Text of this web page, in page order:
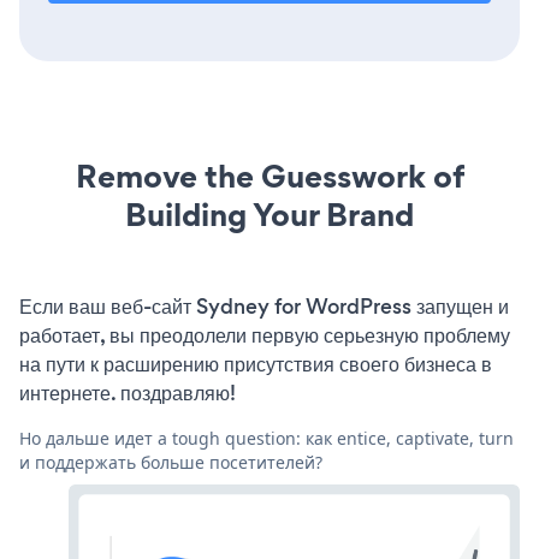
Remove the Guesswork of
Building Your Brand
Если ваш веб-сайт Sydney for WordPress запущен и
работает, вы преодолели первую серьезную проблему
на пути к расширению присутствия своего бизнеса в
интернете. поздравляю!
Но дальше идет a tough question: как entice, captivate, turn
и поддержать больше посетителей?